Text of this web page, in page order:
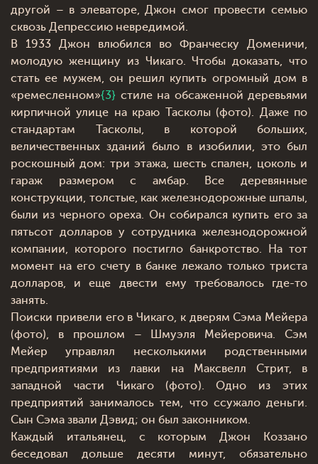
другой – в элеваторе, Джон смог провести семью
сквозь Депрессию невредимой.
В 1933 Джон влюбился во Франческу Доменичи,
молодую женщину из Чикаго. Чтобы доказать, что
стать ее мужем, он решил купить огромный дом в
«ремесленном»{3} стиле на обсаженной деревьями
кирпичной улице на краю Тасколы (фото). Даже по
стандартам Тасколы, в которой больших,
величественных зданий было в изобилии, это был
роскошный дом: три этажа, шесть спален, цоколь и
гараж размером с амбар. Все деревянные
конструкции, толстые, как железнодорожные шпалы,
были из черного ореха. Он собирался купить его за
пятьсот долларов у сотрудника железнодорожной
компании, которого постигло банкротство. На тот
момент на его счету в банке лежало только триста
долларов, и еще двести ему требовалось где-то
занять.
Поиски привели его в Чикаго, к дверям Сэма Мейера
(фото), в прошлом – Шмуэля Мейеровича. Сэм
Мейер управлял несколькими родственными
предприятиями из лавки на Максвелл Стрит, в
западной части Чикаго (фото). Одно из этих
предприятий занималось тем, что ссужало деньги.
Сын Сэма звали Дэвид; он был законником.
Каждый итальянец, с которым Джон Коззано
беседовал дольше десяти минут, обязательно